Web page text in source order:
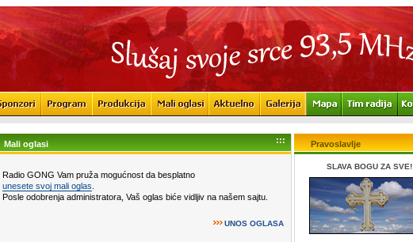
Mali oglasi :::
Radio GONG Vam pruža mogućnost da besplatno
unesete svoj mali oglas
Posle odobrenja administratora, Vaš oglas biće vidljiv na našem sajtu.
UNOS OGLASA
Pravoslavlje
SLAVA BOGU ZA SVE!